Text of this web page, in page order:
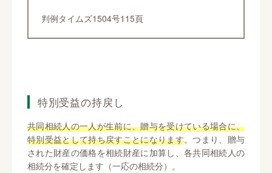
判例タイムズ1504号115頁
特別受益の持戻し
共同相続人の一人が生前に、贈与を受けている場合に、
特別受益として持ち戻すことになります。つまり、贈与
された財産の価格を相続財産に加算し、各共同相続人の
相続分を確定します（一応の相続分）。